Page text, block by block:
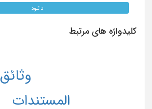
دانلود
کلیدواژه های مرتبط
المستندات
وثائق